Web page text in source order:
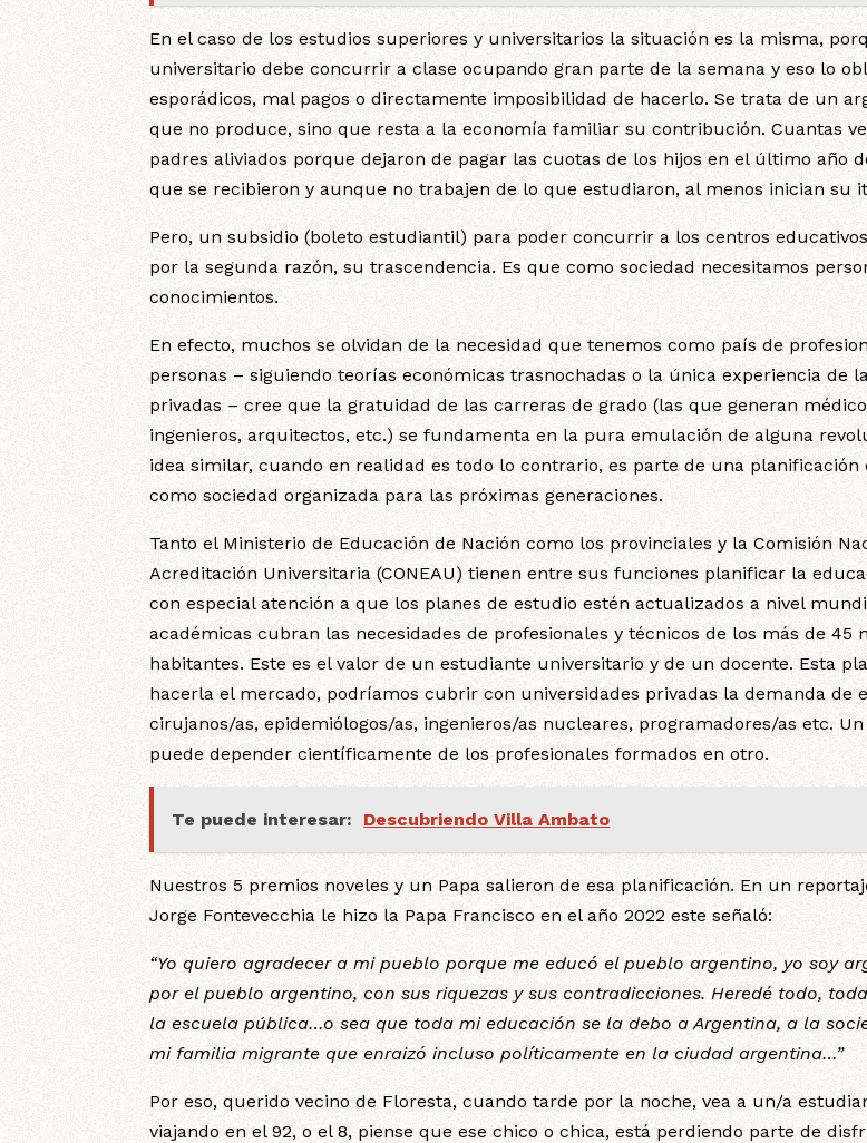
En el caso de los estudios superiores y universitarios la situación es la misma,
universitario debe concurrir a clase ocupando gran parte de la semana y eso lo
esporádicos, mal pagos o directamente imposibilidad de hacerlo. Se trata de un
que no produce, sino que resta a la economía familiar su contribución. Cuantas
padres aliviados porque dejaron de pagar las cuotas de los hijos en el último año
que se recibieron y aunque no trabajen de lo que estudiaron, al menos inician su
Pero, un subsidio (boleto estudiantil) para poder concurrir a los centros
por la segunda razón, su trascendencia. Es que como sociedad necesitamos
conocimientos.
En efecto, muchos se olvidan de la necesidad que tenemos como país de
personas – siguiendo teorías económicas trasnochadas o la única experiencia de
privadas – cree que la gratuidad de las carreras de grado (las que generan
ingenieros, arquitectos, etc.) se fundamenta en la pura emulación de alguna
idea similar, cuando en realidad es todo lo contrario, es parte de una planificación
como sociedad organizada para las próximas generaciones.
Tanto el Ministerio de Educación de Nación como los provinciales y la Comisión
Acreditación Universitaria (CONEAU) tienen entre sus funciones planificar la
con especial atención a que los planes de estudio estén actualizados a nivel
académicas cubran las necesidades de profesionales y técnicos de los más de 45
habitantes. Este es el valor de un estudiante universitario y de un docente. Esta
hacerla el mercado, podríamos cubrir con universidades privadas la demanda de
cirujanos/as, epidemiólogos/as, ingenieros/as nucleares, programadores/as etc.
puede depender científicamente de los profesionales formados en otro.
Te puede interesar: Descubriendo Villa Ambato
Nuestros 5 premios noveles y un Papa salieron de esa planificación. En un
Jorge Fontevecchia le hizo la Papa Francisco en el año 2022 este señaló:
“Yo quiero agradecer a mi pueblo porque me educó el pueblo argentino, yo soy
por el pueblo argentino, con sus riquezas y sus contradicciones. Heredé todo,
la escuela pública…o sea que toda mi educación se la debo a Argentina, a la
mi familia migrante que enraizó incluso políticamente en la ciudad argentina…”
Por eso, querido vecino de Floresta, cuando tarde por la noche, vea a un/a
viajando en el 92, o el 8, piense que ese chico o chica, está perdiendo parte de